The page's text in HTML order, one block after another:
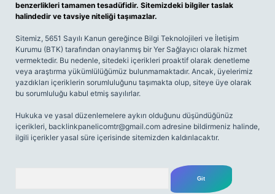
benzerlikleri tamamen tesadüfidir. Sitemizdeki bilgiler taslak
halindedir ve tavsiye niteliği taşımazlar.
Sitemiz, 5651 Sayılı Kanun gereğince Bilgi Teknolojileri ve İletişim
Kurumu (BTK) tarafından onaylanmış bir Yer Sağlayıcı olarak hizmet
vermektedir. Bu nedenle, sitedeki içerikleri proaktif olarak denetleme
veya araştırma yükümlülüğümüz bulunmamaktadır. Ancak, üyelerimiz
yazdıkları içeriklerin sorumluluğunu taşımakta olup, siteye üye olarak
bu sorumluluğu kabul etmiş sayılırlar.
Hukuka ve yasal düzenlemelere aykırı olduğunu düşündüğünüz
içerikleri, backlinkpanelicomtr@gmail.com adresine bildirmeniz halinde,
ilgili içerikler yasal süre içerisinde sitemizden kaldırılacaktır.